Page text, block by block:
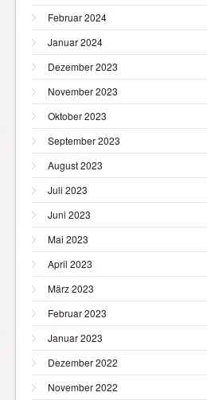
Februar 2024
Januar 2024
Dezember 2023
November 2023
Oktober 2023
September 2023
August 2023
Juli 2023
Juni 2023
Mai 2023
April 2023
März 2023
Februar 2023
Januar 2023
Dezember 2022
November 2022